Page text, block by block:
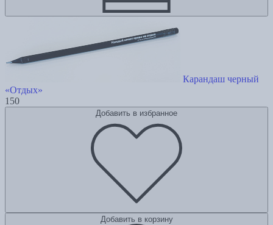
Карандаш черный
«Отдых»
150
Добавить в избранное
Добавить в корзину